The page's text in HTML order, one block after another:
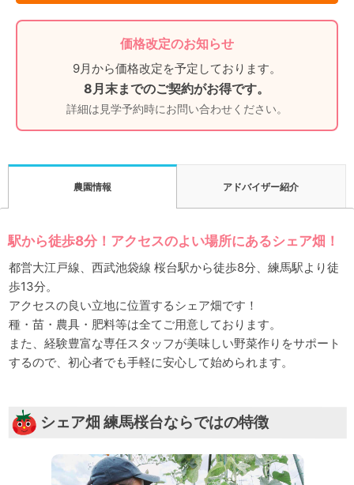
価格改定のお知らせ
9月から価格改定を予定しております。
8月末までのご契約がお得です。
詳細は見学予約時にお問い合わせください。
農園情報 アドバイザー紹介
駅から徒歩8分！アクセスのよい場所にあるシェア畑！
都営大江戸線、西武池袋線 桜台駅から徒歩8分、練馬駅より徒
歩13分。
アクセスの良い立地に位置するシェア畑です！
種・苗・農具・肥料等は全てご用意しております。
また、経験豊富な専任スタッフが美味しい野菜作りをサポート
するので、初心者でも手軽に安心して始められます。
シェア畑 練馬桜台ならではの特徴